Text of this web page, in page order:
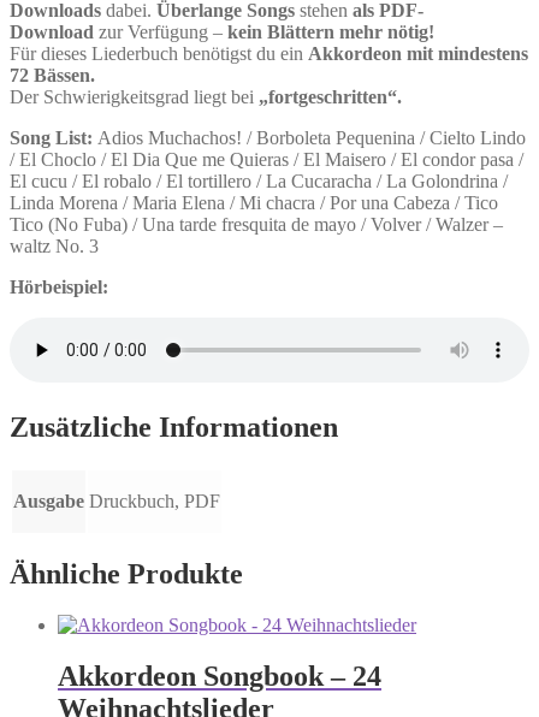
Downloads dabei. Überlange Songs stehen als PDF-
Download zur Verfügung – kein Blättern mehr nötig!
Für dieses Liederbuch benötigst du ein Akkordeon mit mindestens
72 Bässen.
Der Schwierigkeitsgrad liegt bei „fortgeschritten“.
Song List: Adios Muchachos! / Borboleta Pequenina / Cielto Lindo
/ El Choclo / El Dia Que me Quieras / El Maisero / El condor pasa /
El cucu / El robalo / El tortillero / La Cucaracha / La Golondrina /
Linda Morena / Maria Elena / Mi chacra / Por una Cabeza / Tico
Tico (No Fuba) / Una tarde fresquita de mayo / Volver / Walzer –
waltz No. 3
Hörbeispiel:
Zusätzliche Informationen
Ausgabe Druckbuch, PDF
Ähnliche Produkte
Akkordeon Songbook – 24
Weihnachtslieder